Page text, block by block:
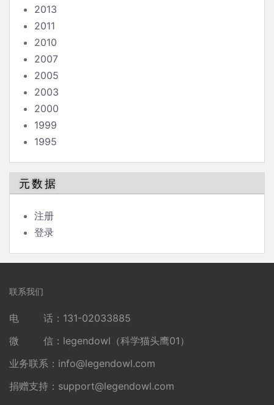
2013
2011
2010
2007
2005
2003
2000
1999
1995
元数据
注册
登录
联系我们
电 话：131-02033885
微 信：legendowl（科学猫头鹰01）
业务联系： info@legendowl.com
捐赠支持： support@legendowl.com